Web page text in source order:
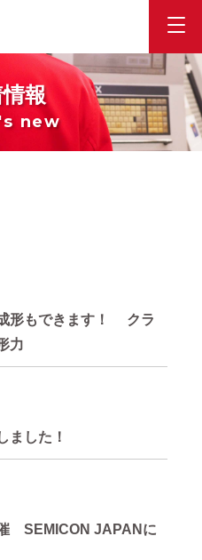
報
new
形もできます！ クラ
力
ました！
SEMICON JAPANに